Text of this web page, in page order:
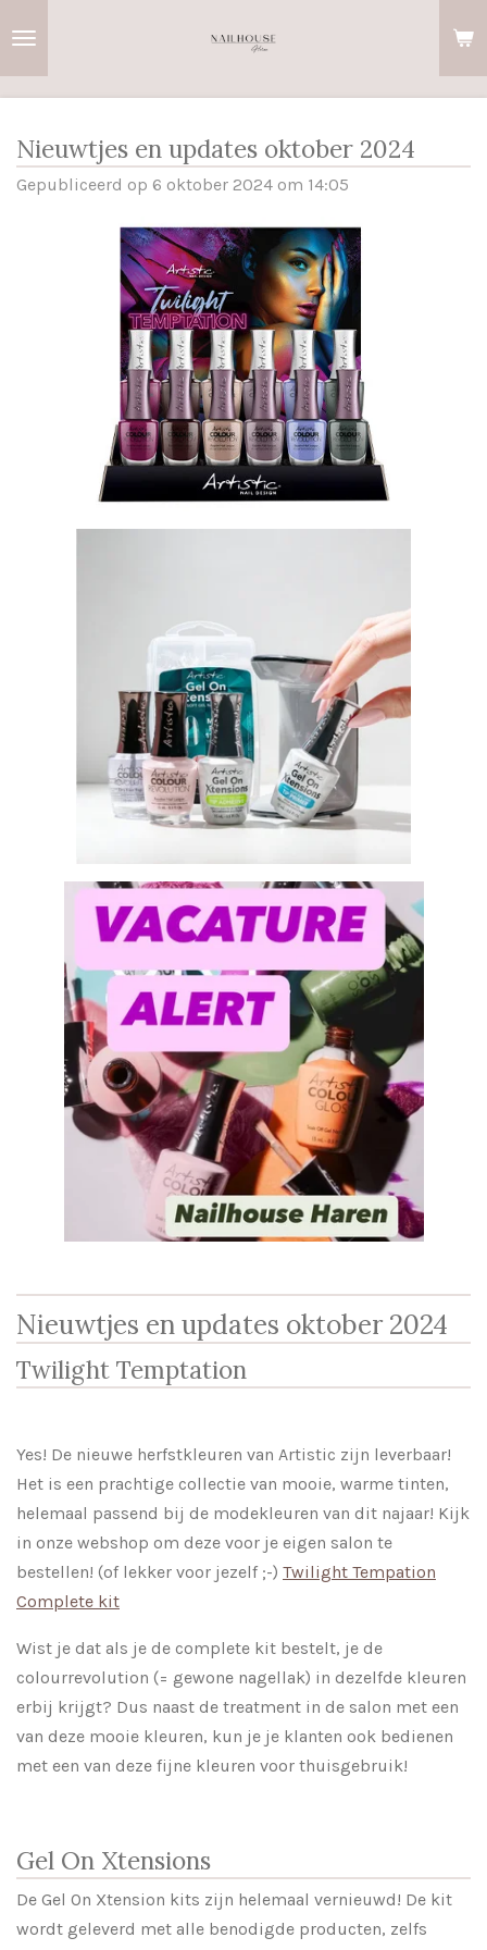
hoofdinhoud
Nieuwtjes en updates oktober 2024
Gepubliceerd op 6 oktober 2024 om 14:05
Nieuwtjes en updates oktober 2024
Twilight Temptation
Yes! De nieuwe herfstkleuren van Artistic zijn leverbaar!
Het is een prachtige collectie van mooie, warme tinten,
helemaal passend bij de modekleuren van dit najaar! Kijk
in onze webshop om deze voor je eigen salon te
bestellen! (of lekker voor jezelf ;-) Twilight Tempation
Complete kit
Wist je dat als je de complete kit bestelt, je de
colourrevolution (= gewone nagellak) in dezelfde kleuren
erbij krijgt? Dus naast de treatment in de salon met een
van deze mooie kleuren, kun je je klanten ook bedienen
met een van deze fijne kleuren voor thuisgebruik!
Gel On Xtensions
De Gel On Xtension kits zijn helemaal vernieuwd! De kit
wordt geleverd met alle benodigde producten, zelfs